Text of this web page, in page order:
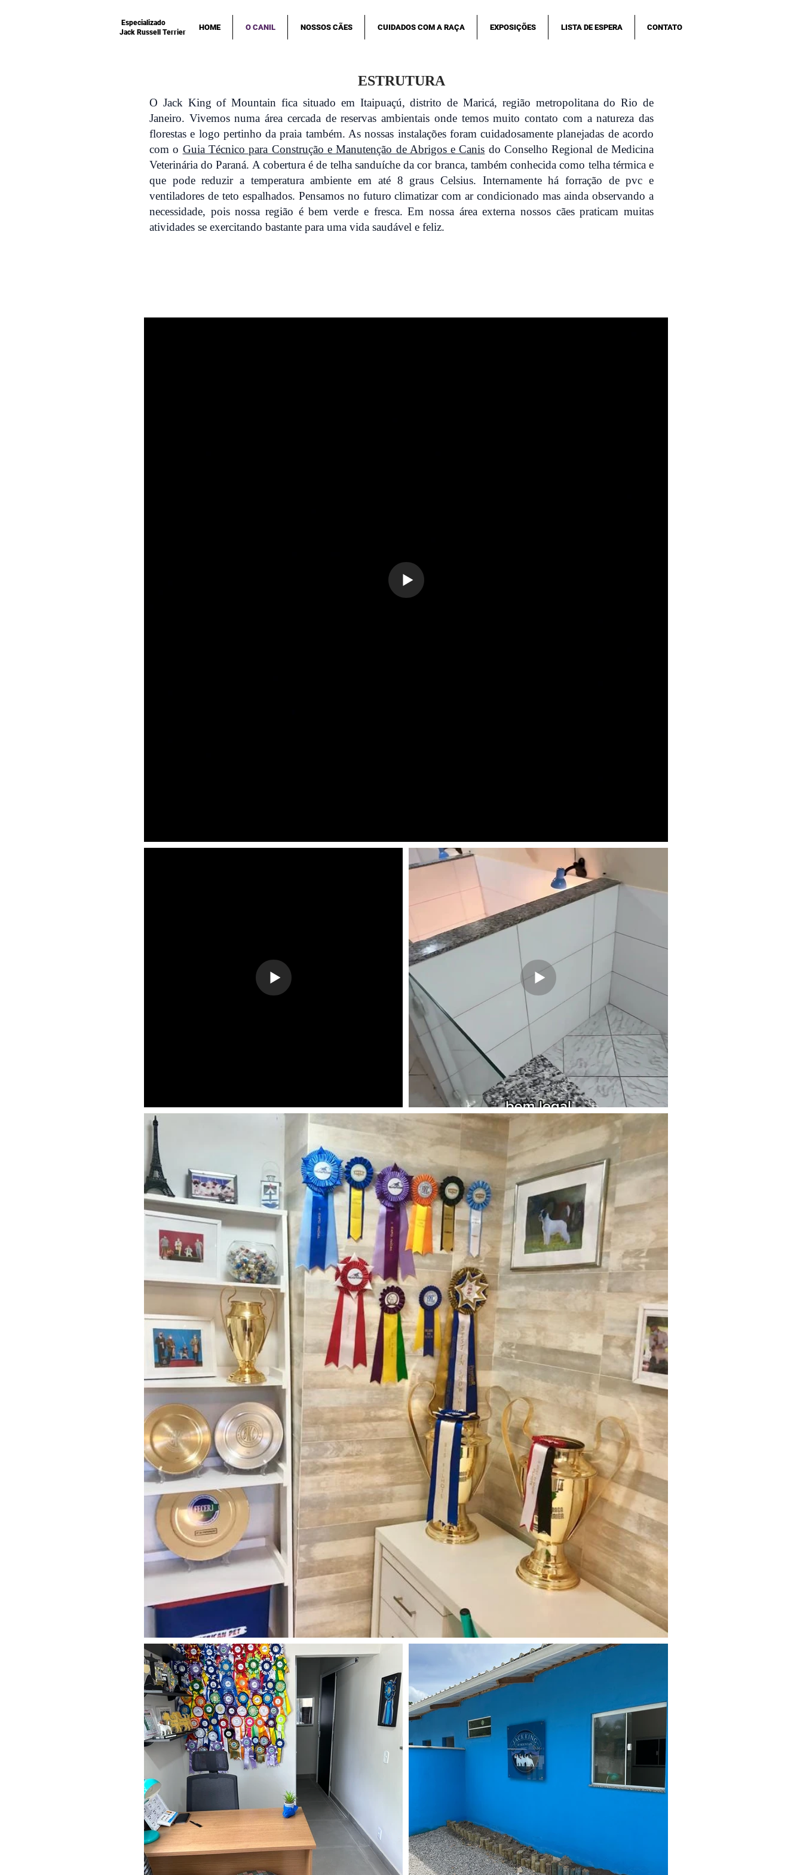
HOME O CANIL NOSSOS CÃES CUIDADOS COM A RAÇA EXPOSIÇÕES LISTA DE ESPERA CONTATO
Especializado
Jack Russell Terrier
ESTRUTURA
O Jack King of Mountain fica situado em Itaipuaçú, distrito de Maricá, região metropolitana do Rio de
Janeiro. Vivemos numa área cercada de reservas ambientais onde temos muito contato com a natureza das
florestas e logo pertinho da praia também. As nossas instalações foram cuidadosamente planejadas de acordo
com o Guia Técnico para Construção e Manutenção de Abrigos e Canis do Conselho Regional de Medicina
Veterinária do Paraná. A cobertura é de telha sanduíche da cor branca, também conhecida como telha térmica e
que pode reduzir a temperatura ambiente em até 8 graus Celsius. Internamente há forração de pvc e
ventiladores de teto espalhados. Pensamos no futuro climatizar com ar condicionado mas ainda observando a
necessidade, pois nossa região é bem verde e fresca. Em nossa área externa nossos cães praticam muitas
atividades se exercitando bastante para uma vida saudável e feliz.